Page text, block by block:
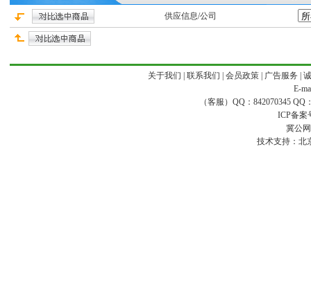
供应信息/公司
关于我们 联系我们 会员政策| 广告服务
E-
（客服）QQ：842070345 QQ
ICP备案
冀公
技术支持： 北